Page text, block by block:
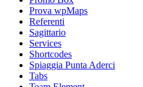
Prova wpMaps
Referenti
Sagittario
Services
Shortcodes
Spiaggia Punta Aderci
Tabs